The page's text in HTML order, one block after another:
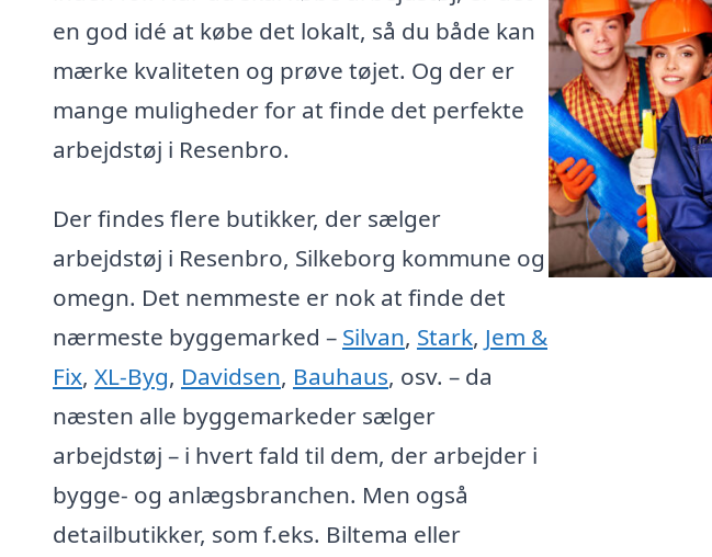
en god idé at købe det lokalt, så du både kan
mærke kvaliteten og prøve tøjet. Og der er
mange muligheder for at finde det perfekte
arbejdstøj i Resenbro.
Der findes flere butikker, der sælger
arbejdstøj i Resenbro, Silkeborg kommune og
omegn. Det nemmeste er nok at finde det
nærmeste byggemarked – Silvan, Stark, Jem &
Fix, XL-Byg, Davidsen, Bauhaus, osv. – da
næsten alle byggemarkeder sælger
arbejdstøj – i hvert fald til dem, der arbejder i
bygge- og anlægsbranchen. Men også
detailbutikker, som f.eks. Biltema eller